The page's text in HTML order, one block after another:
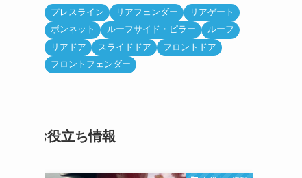
プレスライン リアフェンダー
リアゲート
ボンネット
ルーフサイド・ピラー
ルーフ
リアドア
スライドドア
フロントドア
フロントフェンダー
お役立ち情報